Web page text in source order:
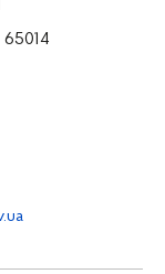
65014